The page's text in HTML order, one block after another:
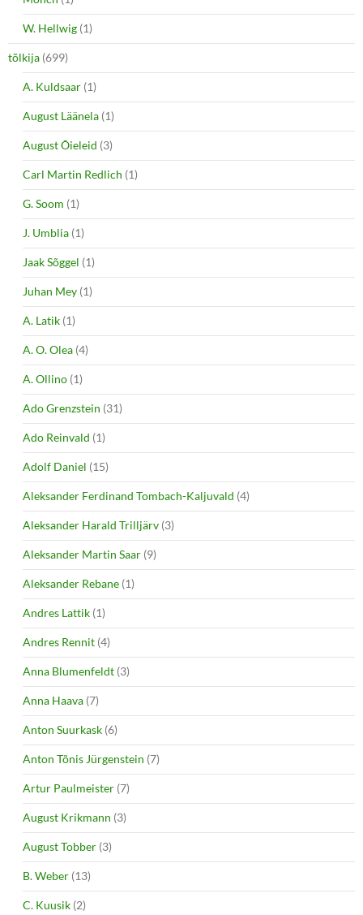
W. Hellwig (1)
tõlkija (699)
A. Kuldsaar (1)
August Läänela (1)
August Õieleid (3)
Carl Martin Redlich (1)
G. Soom (1)
J. Umblia (1)
Jaak Sõggel (1)
Juhan Mey (1)
A. Latik (1)
A. O. Olea (4)
A. Ollino (1)
Ado Grenzstein (31)
Ado Reinvald (1)
Adolf Daniel (15)
Aleksander Ferdinand Tombach-Kaljuvald (4)
Aleksander Harald Trilljärv (3)
Aleksander Martin Saar (9)
Aleksander Rebane (1)
Andres Lattik (1)
Andres Rennit (4)
Anna Blumenfeldt (3)
Anna Haava (7)
Anton Suurkask (6)
Anton Tõnis Jürgenstein (7)
Artur Paulmeister (7)
August Krikmann (3)
August Tobber (3)
B. Weber (13)
C. Kuusik (2)